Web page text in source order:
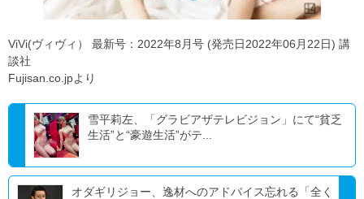
ViVi(ヴィヴィ） 最新号：2022年8月号 (発売日2022年06月22日) 講
談社
Fujisan.co.jpより
雪平莉左、「グラビアザテレビジョン」にて“貧乏
生活”と“豪遊生活”がテ...
オダギリジョー、逸材へのアドバイス忘れる「全く